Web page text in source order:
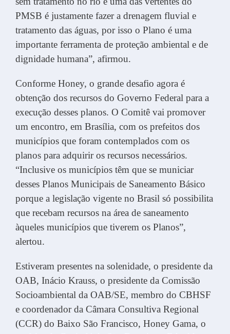
PMSB é justamente fazer a drenagem fluvial e
tratamento das águas, por isso o Plano é uma
importante ferramenta de proteção ambiental e de
dignidade humana”, afirmou.
Conforme Honey, o grande desafio agora é
obtenção dos recursos do Governo Federal para a
execução desses planos. O Comitê vai promover
um encontro, em Brasília, com os prefeitos dos
municípios que foram contemplados com os
planos para adquirir os recursos necessários.
“Inclusive os municípios têm que se municiar
desses Planos Municipais de Saneamento Básico
porque a legislação vigente no Brasil só possibilita
que recebam recursos na área de saneamento
àqueles municípios que tiverem os Planos”,
alertou.
Estiveram presentes na solenidade, o presidente da
OAB, Inácio Krauss, o presidente da Comissão
Socioambiental da OAB/SE, membro do CBHSF
e coordenador da Câmara Consultiva Regional
(CCR) do Baixo São Francisco, Honey Gama, o